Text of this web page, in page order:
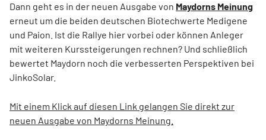
Dann geht es in der neuen Ausgabe von Maydorns Meinung
erneut um die beiden deutschen Biotechwerte Medigene
und Paion. Ist die Rallye hier vorbei oder können Anleger
mit weiteren Kurssteigerungen rechnen? Und schließlich
bewertet Maydorn noch die verbesserten Perspektiven bei
JinkoSolar.
Mit einem Klick auf diesen Link gelangen Sie direkt zur
neuen Ausgabe von Maydorns Meinung.